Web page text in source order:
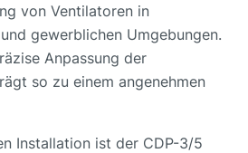
von Ventilatoren in
gewerblichen Umgebungen.
Anpassung der
so zu einem angenehmen
Installation ist der CDP-3/5